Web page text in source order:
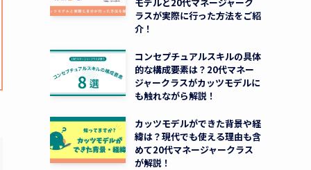
ラスが実際に行った方法をご紹
介！
コンセプチュアルスキルの具体
的な構成要素は？20代マネー
ジャークラスがカッツモデルに
も触れながら解説！
カッツモデルができた背景や経
緯は？現代でも使える理由も含
めて20代マネージャークラス
が解説！